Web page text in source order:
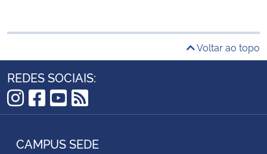
Voltar ao topo
REDES SOCIAIS:
Instagram
Facebook
YouTube
RSS
CAMPUS SEDE